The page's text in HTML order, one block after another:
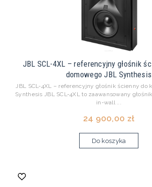
JBL SCL-4XL – referencyjny głośnik
domowego JBL Synthesis
JBL SCL-4XL – referencyjny głośnik ścienny do
Synthesis JBL SCL-4XL to zaawansowany
in-wall ...
24 900,00 zł
Do koszyka